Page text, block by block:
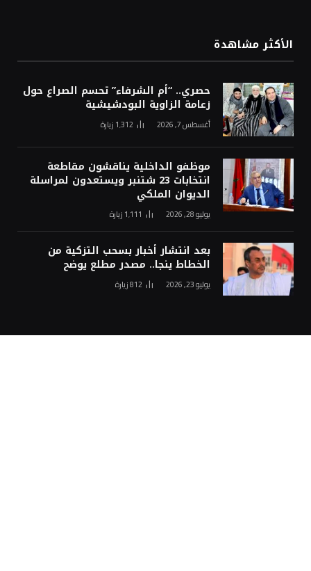
الأكثر مشاهدة
حصري.. “أم الشرفاء” تحسم الصراع حول
زعامة الزاوية البودشيشية
أغسطس 7, 2026 1٬312 زيارة
موظفو الداخلية يناقشون مقاطعة
انتخابات 23 شتنبر ويستعدون لمراسلة
الديوان الملكي
يوليو 28, 2026 1٬111 زيارة
بعد انتشار أخبار بسحب التزكية من
الخطاط ينجا.. مصدر مطلع يوضح
يوليو 23, 2026 812زيارة
اختيارات المحرر